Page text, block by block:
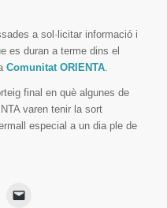
a sol·licitar informació i
es duran a terme dins el
Comunitat ORIENTA.
final en què algunes de
varen tenir la sort
especial a un dia ple de